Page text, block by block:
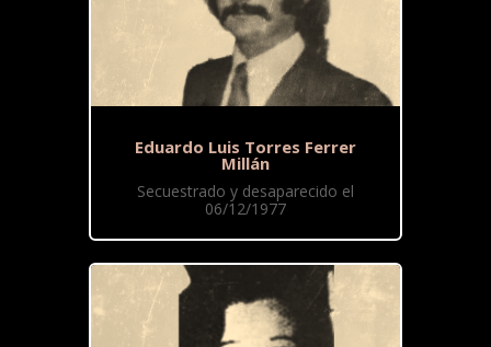
Eduardo Luis Torres Ferrer
Millán
Secuestrado y desaparecido el
06/12/1977